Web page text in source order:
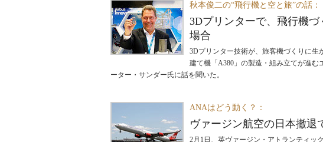
秋本俊二の“飛行機と空と旅”の話：
3Dプリンターで、飛行機
場合
3Dプリンター技術が、旅客機づくりに
建て機「A380」の製造・組み立てが進
ーター・サンダー氏に話を聞いた。
ANAはどう動く？：
ヴァージン航空の日本撤退
2月1日、英ヴァージン・アトランティッ